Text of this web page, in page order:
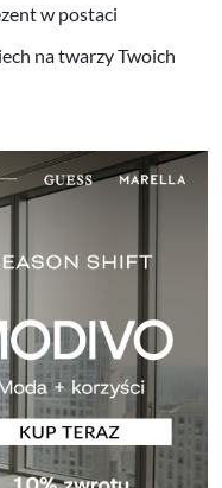
w postaci
na twarzy Twoich